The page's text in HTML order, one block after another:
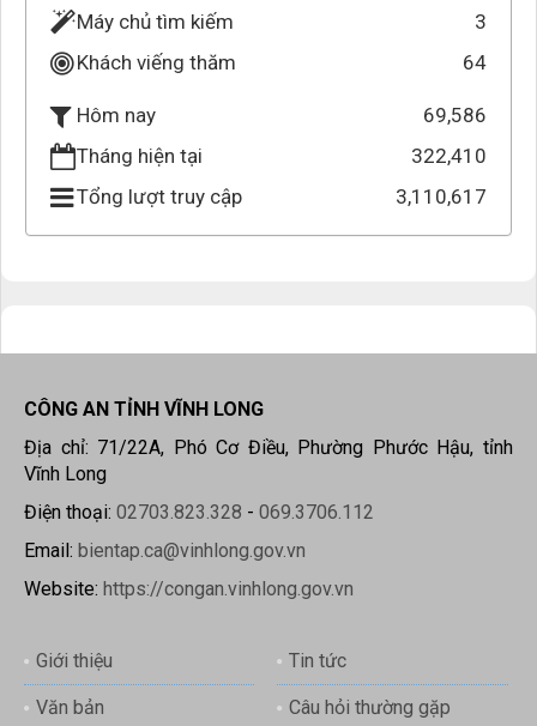
Máy chủ tìm kiếm
3
Khách viếng thăm
64
Hôm nay
69,586
Tháng hiện tại
322,410
Tổng lượt truy cập
3,110,617
CÔNG AN TỈNH VĨNH LONG
Địa chỉ: 71/22A, Phó Cơ Điều, Phường Phước Hậu, tỉnh
Vĩnh Long
Điện thoại: 02703.823.328 - 069.3706.112
Email: bientap.ca@vinhlong.gov.vn
Website: https://congan.vinhlong.gov.vn
Giới thiệu Tin tức
Văn bản Câu hỏi thường gặp